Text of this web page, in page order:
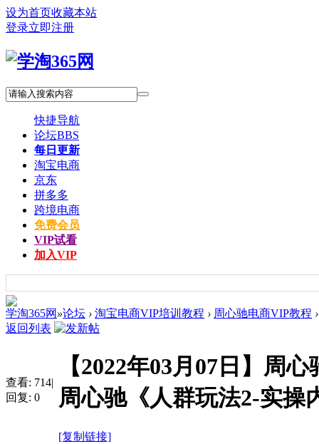
设为首页收藏本站
登录立即注册
快捷导航
论坛BBS
每日更新
淘宝电商
京东
拼多多
跨境电商
免费会员
VIP试看
加入VIP
学淘365网 »论坛 › 淘宝电商VIP培训教程 › 周心驰电商VIP教程 ›
返回列表
查看: 714|
回复: 0
【2022年03月07日】周
周心驰《人群玩法2-实操
[复制链接]